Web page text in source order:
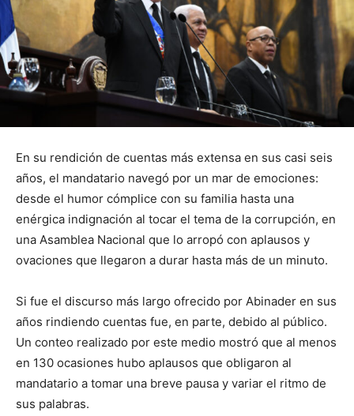
En su rendición de cuentas más extensa en sus casi seis
años, el mandatario navegó por un mar de emociones:
desde el humor cómplice con su familia hasta una
enérgica indignación al tocar el tema de la corrupción, en
una Asamblea Nacional que lo arropó con aplausos y
ovaciones que llegaron a durar hasta más de un minuto.
Si fue el discurso más largo ofrecido por Abinader en sus
años rindiendo cuentas fue, en parte, debido al público.
Un conteo realizado por este medio mostró que al menos
en 130 ocasiones hubo aplausos que obligaron al
mandatario a tomar una breve pausa y variar el ritmo de
sus palabras.